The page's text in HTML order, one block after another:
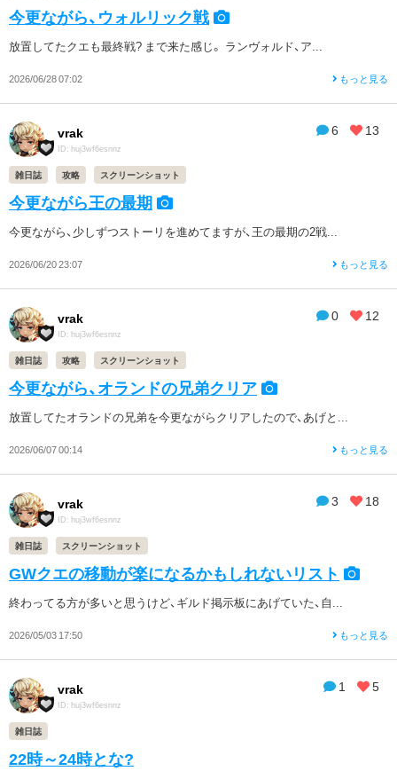
今更ながら、ウォルリック戦
放置してたクエも最終戦? まで来た感じ。 ランヴォルド、ア...
2026/06/28 07:02 もっと見る
6 13
vrak
ID: huj3wf6esnnz
雑日誌 攻略 スクリーンショット
今更ながら王の最期
今更ながら、少しずつストーリを進めてますが、王の最期の2戦...
2026/06/20 23:07 もっと見る
0 12
vrak
ID: huj3wf6esnnz
雑日誌 攻略 スクリーンショット
今更ながら、オランドの兄弟クリア
放置してたオランドの兄弟を今更ながらクリアしたので、あげと...
2026/06/07 00:14 もっと見る
3 18
vrak
ID: huj3wf6esnnz
雑日誌 スクリーンショット
GWクエの移動が楽になるかもしれないリスト
終わってる方が多いと思うけど、ギルド掲示板にあげていた、自...
2026/05/03 17:50 もっと見る
1 5
vrak
ID: huj3wf6esnnz
雑日誌
22時～24時とな?